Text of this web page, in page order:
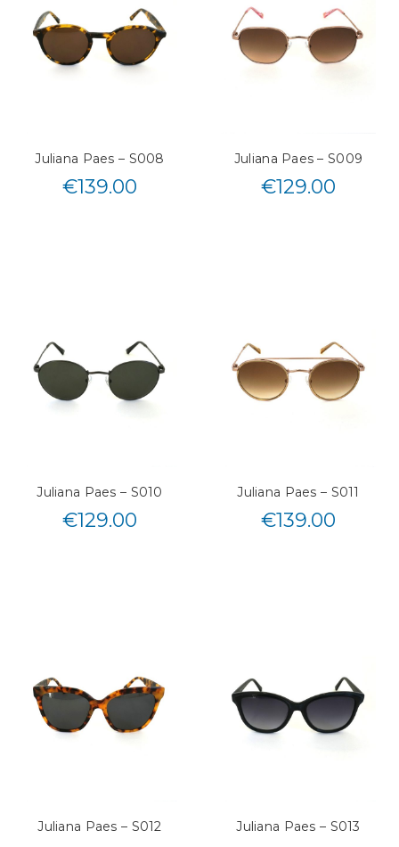
Juliana Paes – S008
€139.00
Juliana Paes – S009
€129.00
Juliana Paes – S010
€129.00
Juliana Paes – S011
€139.00
Juliana Paes – S012 Juliana Paes – S013